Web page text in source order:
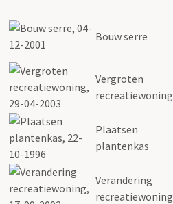
Bouw serre
Vergroten
recreatiewoning
Plaatsen
plantenkas
Verandering
recreatiewoning